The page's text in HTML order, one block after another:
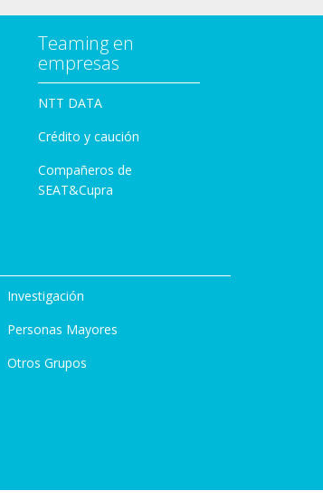
Teaming en
empresas
NTT DATA
Crédito y caución
Compañeros de
SEAT&Cupra
Investigación
Personas Mayores
Otros Grupos